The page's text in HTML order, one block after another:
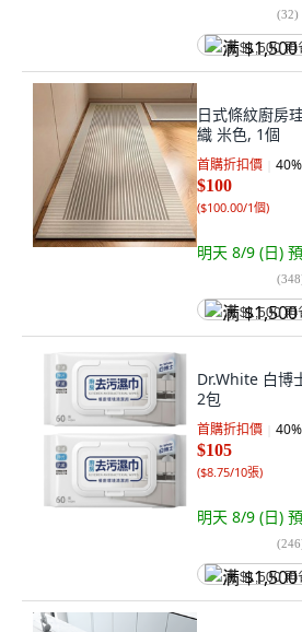
(32)
满 $1,500 再
日式條紋廚房
織 米色, 1個
首購折扣價 40%
$100
($100.00/1個)
明天 8/9 (日)
(348
满 $1,500 再
Dr.White 白博
2包
首購折扣價 40%
$105
($8.75/10張)
明天 8/9 (日)
(246
满 $1,500 再